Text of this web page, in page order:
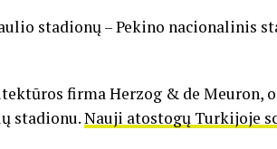
stadionų – Pekino nacionalinis
firma Herzog & de Meuron,
stadionu.Nauji atostogų Turkijoje